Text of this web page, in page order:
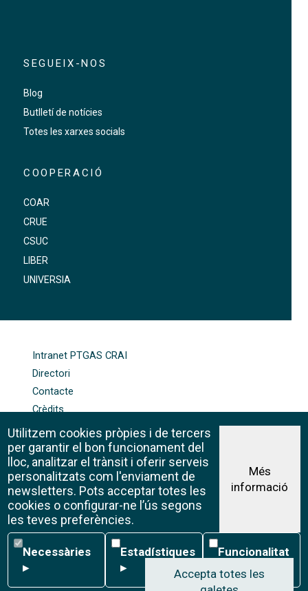
SEGUEIX-NOS
Blog
Butlletí de notícies
Totes les xarxes socials
COOPERACIÓ
COAR
CRUE
CSUC
LIBER
UNIVERSIA
Intranet PTGAS CRAI
Directori
Contacte
Crèdits
Política de galetes
Avís legal
©CRAI Universitat de Barcelona
Creative Commons 4.0
Utilitzem cookies pròpies i de tercers
per garantir el bon funcionament del
lloc, analitzar el trànsit i oferir serveis
personalitzats com l'enviament de
newsletters. Pots acceptar totes les
cookies o configurar-ne l’ús segons
les teves preferències.
Més
informació
Necessàries
Necessàries
▸
Estadístiques
Estadístiques
▸
Funcionalitat
Funcionalitat
▸
Accepta totes les